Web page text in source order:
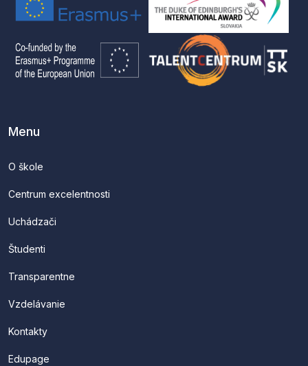
Menu
O škole
Centrum excelentnosti
Uchádzači
Študenti
Transparentne
Vzdelávanie
Kontakty
Edupage